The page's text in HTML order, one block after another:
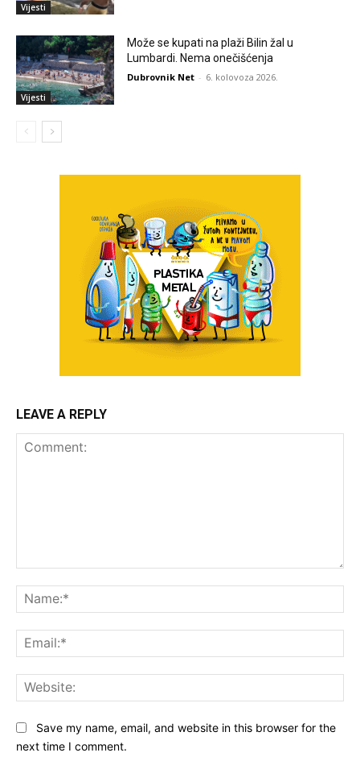
Vijesti
Vijesti
Može se kupati na plaži Bilin žal u
Lumbardi. Nema onečišćenja
Dubrovnik Net - 6. kolovoza 2026.
LEAVE A REPLY
Save my name, email, and website in this browser for the
next time I comment.